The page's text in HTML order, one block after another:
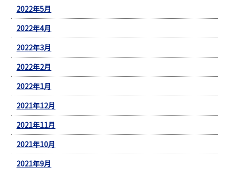
2022年5月
2022年4月
2022年3月
2022年2月
2022年1月
2021年12月
2021年11月
2021年10月
2021年9月